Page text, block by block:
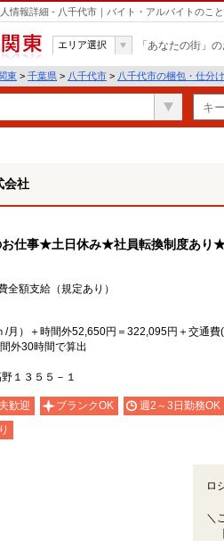
情報詳細 - 八千代市｜バイト・アルバイトのこ
関東
エリア選択 「あなたの街」
東 > 千葉県 > 八千代市 > 八千代市の梱包・仕分
会社
お仕事★土日休み★社員転換制度あり
全額支給（規定あり）
/月）＋時間外52,650円＝322,095円＋交通費
外30時間で算出
１３５５－１
歓迎 ブランクOK 週2～3日勤務OK
ロ
＼